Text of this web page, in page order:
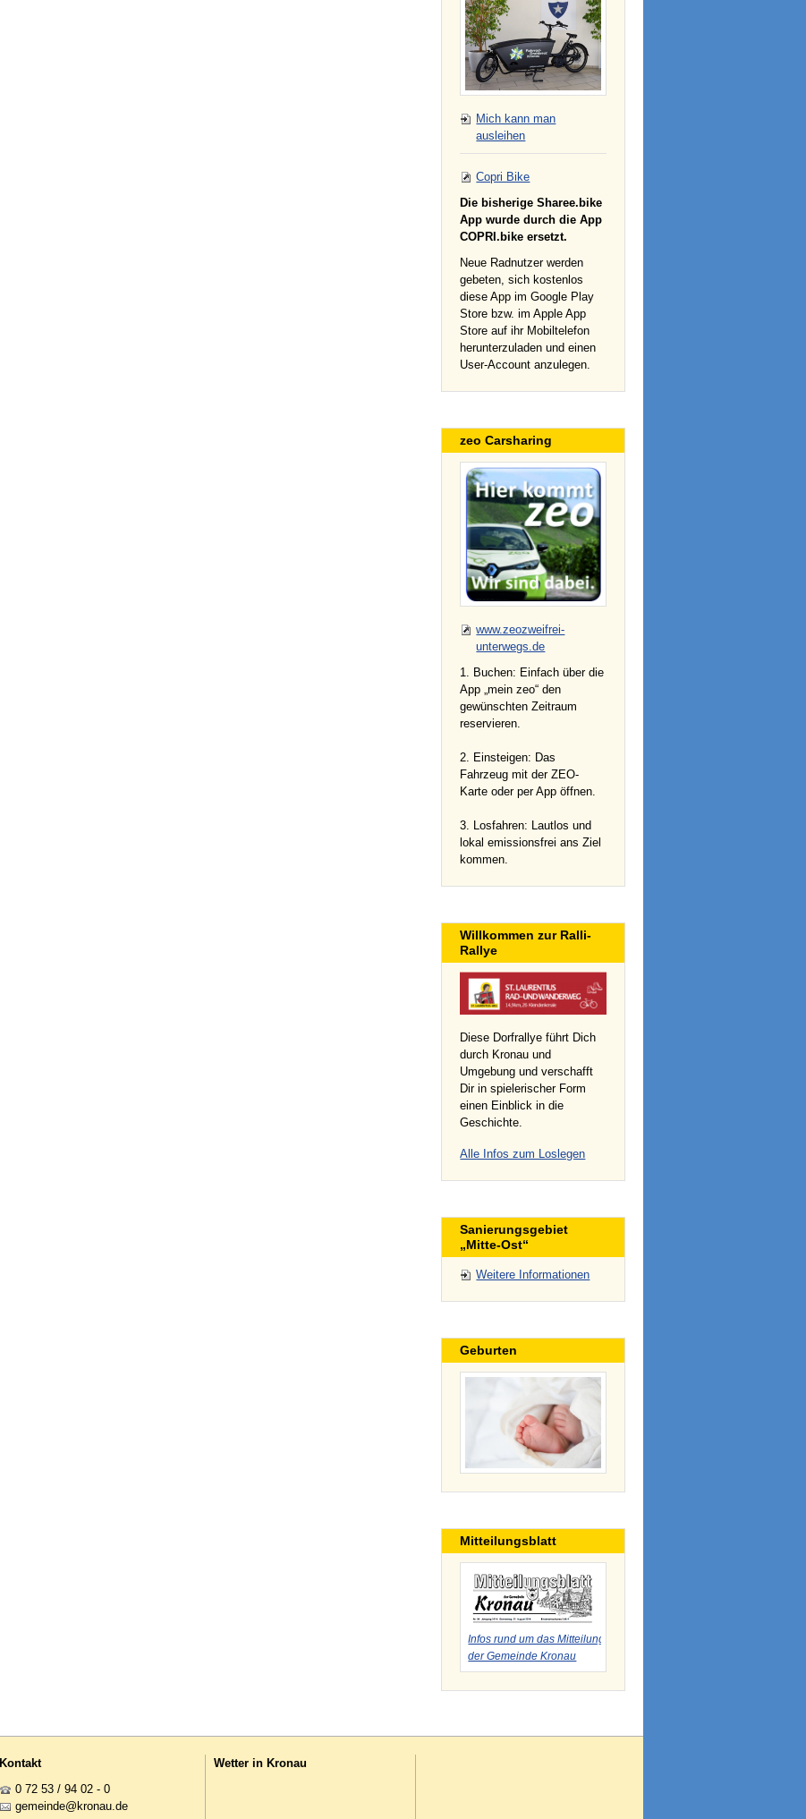
Mich kann man
ausleihen
Copri Bike
Die bisherige Sharee.bike
App wurde durch die App
COPRI.bike ersetzt.
Neue Radnutzer werden
gebeten, sich kostenlos
diese App im Google Play
Store bzw. im Apple App
Store auf ihr Mobiltelefon
herunterzuladen und einen
User-Account anzulegen.
zeo Carsharing
www.zeozweifrei-
unterwegs.de
1. Buchen: Einfach über die
App „mein zeo“ den
gewünschten Zeitraum
reservieren.
2. Einsteigen: Das
Fahrzeug mit der ZEO-
Karte oder per App öffnen.
3. Losfahren: Lautlos und
lokal emissionsfrei ans Ziel
kommen.
Willkommen zur Ralli-
Rallye
Diese Dorfrallye führt Dich
durch Kronau und
Umgebung und verschafft
Dir in spielerischer Form
einen Einblick in die
Geschichte.
Alle Infos zum Loslegen
Sanierungsgebiet
„Mitte-Ost“
Weitere Informationen
Geburten
Mitteilungsblatt
Infos rund um das Mitteilungsblatt
der Gemeinde Kronau
Kontakt
0 72 53 / 94 02 - 0
g m nd kr n d
Wetter in Kronau